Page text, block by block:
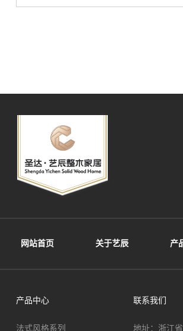
网站首页 关于艺辰 产
产品中心
法式风格系列
联系我们
地址：浙江